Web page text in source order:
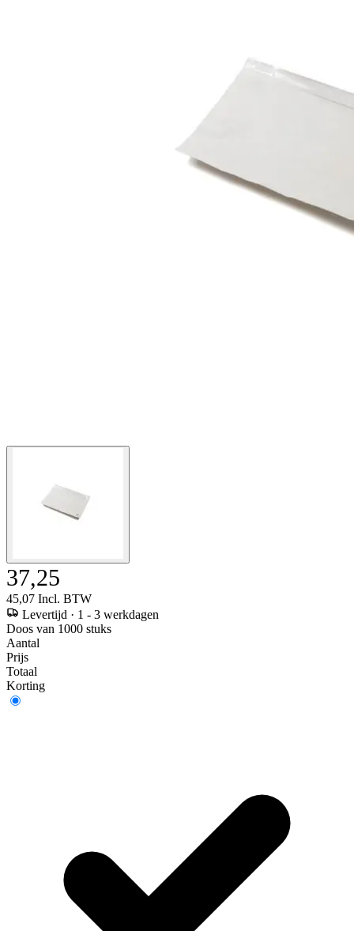
37,25
45,07 Incl. BTW
Levertijd · 1 - 3 werkdagen
Doos van 1000 stuks
Aantal
Prijs
Totaal
Korting